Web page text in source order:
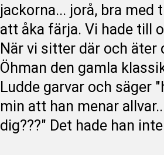
jackorna... jorå, bra med
att åka färja. Vi hade till
När vi sitter där och
Öhman den gamla
Ludde garvar och säger
min att han menar
dig???" Det hade han